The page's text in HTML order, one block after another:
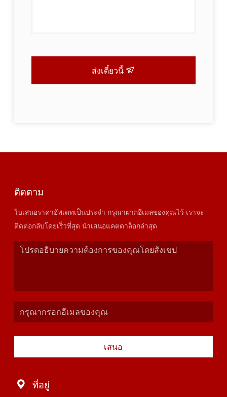
ส่งเดี๋ยวนี้
ติดตาม
ใบเสนอราคาอัพเดทเป็นประจำ กรุณาฝากอีเมลของคุณไว้ เราจะ
ติดต่อกลับโดยเร็วที่สุด นำเสนอแคตตาล็อกล่าสุด
เสนอ
ที่อยู่